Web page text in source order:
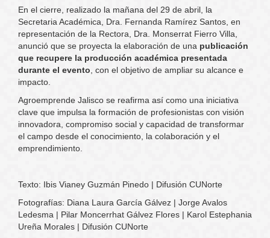
En el cierre, realizado la mañana del 29 de abril, la
Secretaria Académica, Dra. Fernanda Ramírez Santos, en
representación de la Rectora, Dra. Monserrat Fierro Villa,
anunció que se proyecta la elaboración de una publicación
que recupere la producción académica presentada
durante el evento , con el objetivo de ampliar su alcance e
impacto.
Agroemprende Jalisco se reafirma así como una iniciativa
clave que impulsa la formación de profesionistas con visión
innovadora, compromiso social y capacidad de transformar
el campo desde el conocimiento, la colaboración y el
emprendimiento.
Texto: Ibis Vianey Guzmán Pinedo | Difusión CUNorte
Fotografías: Diana Laura García Gálvez | Jorge Avalos
Ledesma | Pilar Moncerrhat Gálvez Flores | Karol Estephania
Ureña Morales | Difusión CUNorte